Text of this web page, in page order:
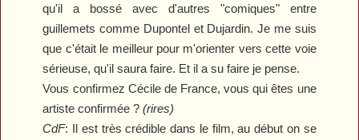
qu'il a bossé avec d'autres "comiques" entre
guillemets comme Dupontel et Dujardin. Je me suis
que c'était le meilleur pour m'orienter vers cette voie
sérieuse, qu'il saura faire. Et il a su faire je pense.
Vous confirmez Cécile de France, vous qui êtes une
artiste confirmée ?(rires)
CdF: Il est très crédible dans le film, au début on se